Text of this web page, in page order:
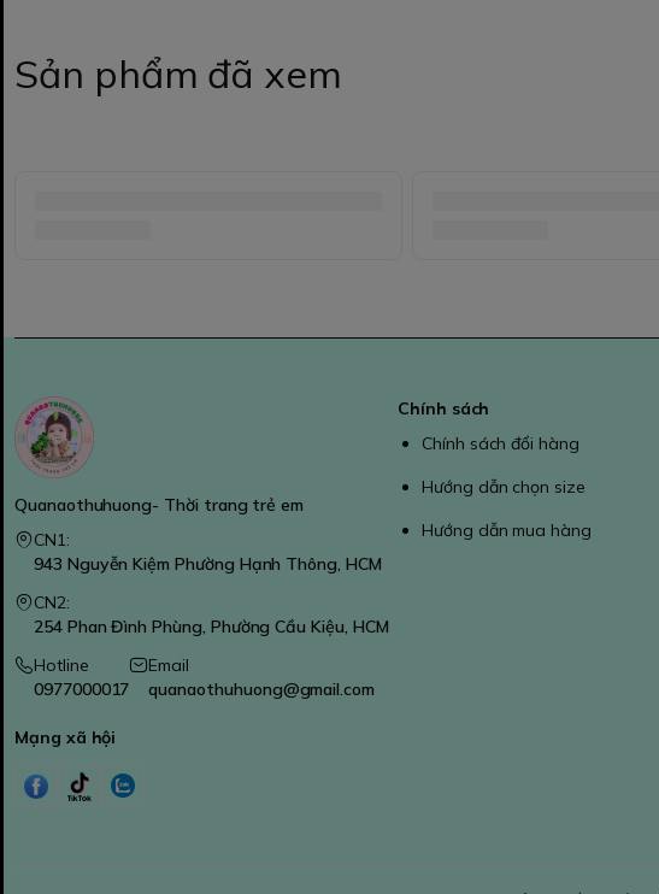
Sản phẩm đã xem
Quanaothuhuong- Thời trang trẻ em
CN1:
943 Nguyễn Kiệm Phường Hạnh Thông, HCM
CN2:
254 Phan Đình Phùng, Phường Cầu Kiệu, HCM
Hotline
0977000017
Email
quanaothuhuong@gmail.com
Mạng xã hội
Chính sách
Chính sách đổi hàng
Hướng dẫn chọn size
Hướng dẫn mua hàng